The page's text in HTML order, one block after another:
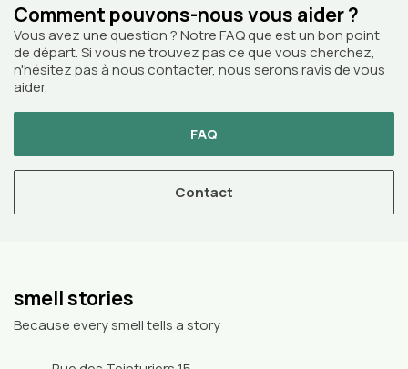
Comment pouvons-nous vous aider ?
Vous avez une question ? Notre FAQ que est un bon point
de départ. Si vous ne trouvez pas ce que vous cherchez,
n'hésitez pas à nous contacter, nous serons ravis de vous
aider.
FAQ
Contact
smell stories
Because every smell tells a story